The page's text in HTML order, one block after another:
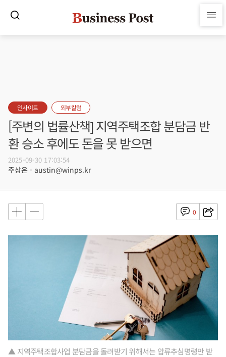
인사이트 외부칼럼
[주변의 법률산책] 지역주택조합 분담금 반
환 승소 후에도 돈을 못 받으면
2025-09-30 17:03:54
주상은 - austin@winps.kr
0
▲ 지역주택조합사업 분담금을 돌려받기 위해서는 압류추심명령만 받